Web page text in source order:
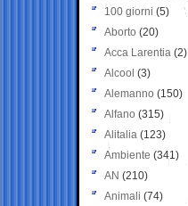
100 giorni (5)
Aborto (20)
Acca Larentia (2)
Alcool (3)
Alemanno (150)
Alfano (315)
Alitalia (123)
Ambiente (341)
AN (210)
Animali (74)